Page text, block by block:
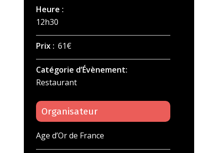
Heure :
12h30
Prix : 61€
Catégorie d’Évènement:
Restaurant
Organisateur
Age d’Or de France